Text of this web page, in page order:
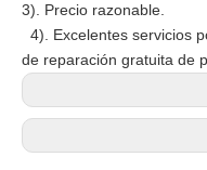
3). Precio razonable.
4). Excelentes servicios
de reparación gratuita de